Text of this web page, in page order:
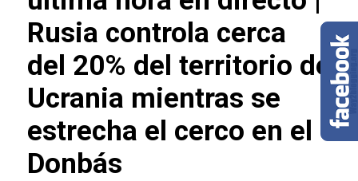
Rusia controla cerca
del 20% del territorio de
Ucrania mientras se
estrecha el cerco en el
Donbás